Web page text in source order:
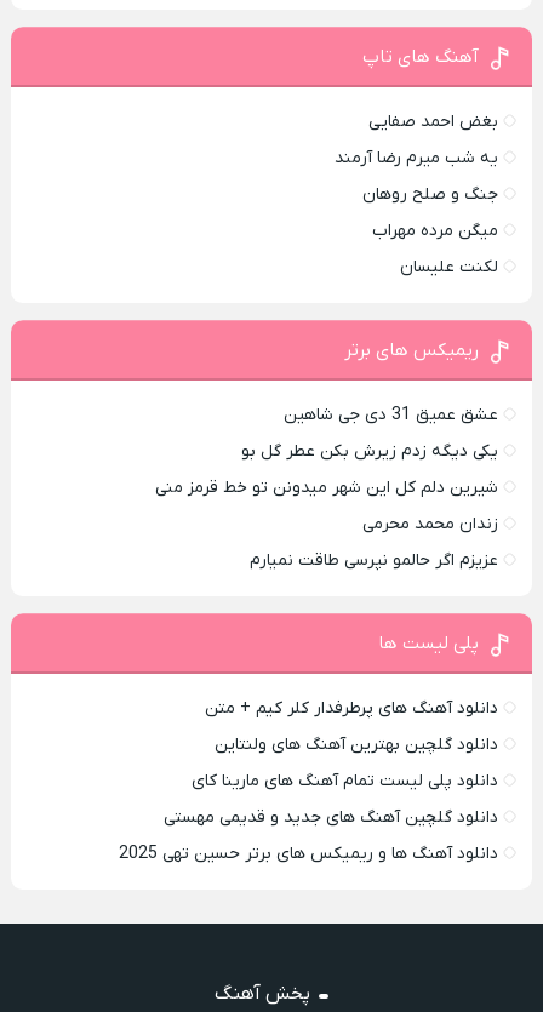
آهنگ های تاپ
بغض احمد صفایی
یه شب میرم رضا آرمند
جنگ و صلح روهان
میگن مرده مهراب
لکنت علیسان
ریمیکس های برتر
عشق عمیق 31 دی جی شاهین
یکی دیگه زدم زیرش بکن عطر گل بو
شیرین دلم کل این شهر میدونن تو خط قرمز منی
زندان محمد محرمی
عزیزم اگر حالمو نپرسی طاقت نمیارم
پلی لیست ها
دانلود آهنگ های پرطرفدار کلر کیم + متن
دانلود گلچین بهترین آهنگ های ولنتاین
دانلود پلی لیست تمام آهنگ های مارینا کای
دانلود گلچین آهنگ های جدید و قدیمی مهستی
دانلود آهنگ ها و ریمیکس های برتر حسین تهی 2025
پخش آهنگ